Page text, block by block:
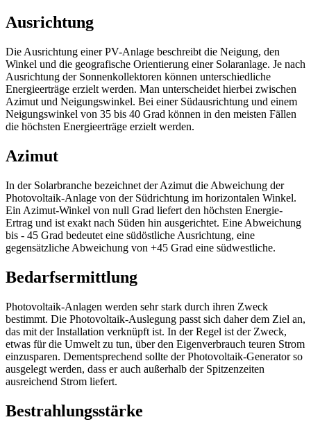
Ausrichtung
Die Ausrichtung einer PV-Anlage beschreibt die Neigung, den
Winkel und die geografische Orientierung einer Solaranlage. Je nach
Ausrichtung der Sonnenkollektoren können unterschiedliche
Energieerträge erzielt werden. Man unterscheidet hierbei zwischen
Azimut und Neigungswinkel. Bei einer Südausrichtung und einem
Neigungswinkel von 35 bis 40 Grad können in den meisten Fällen
die höchsten Energieerträge erzielt werden.
Azimut
In der Solarbranche bezeichnet der Azimut die Abweichung der
Photovoltaik-Anlage von der Südrichtung im horizontalen Winkel.
Ein Azimut-Winkel von null Grad liefert den höchsten Energie-
Ertrag und ist exakt nach Süden hin ausgerichtet. Eine Abweichung
bis - 45 Grad bedeutet eine südöstliche Ausrichtung, eine
gegensätzliche Abweichung von +45 Grad eine südwestliche.
Bedarfsermittlung
Photovoltaik-Anlagen werden sehr stark durch ihren Zweck
bestimmt. Die Photovoltaik-Auslegung passt sich daher dem Ziel an,
das mit der Installation verknüpft ist. In der Regel ist der Zweck,
etwas für die Umwelt zu tun, über den Eigenverbrauch teuren Strom
einzusparen. Dementsprechend sollte der Photovoltaik-Generator so
ausgelegt werden, dass er auch außerhalb der Spitzenzeiten
ausreichend Strom liefert.
Bestrahlungsstärke